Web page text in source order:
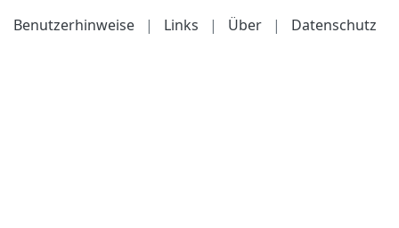
Benutzerhinweise
| Links | Über | Datenschutz